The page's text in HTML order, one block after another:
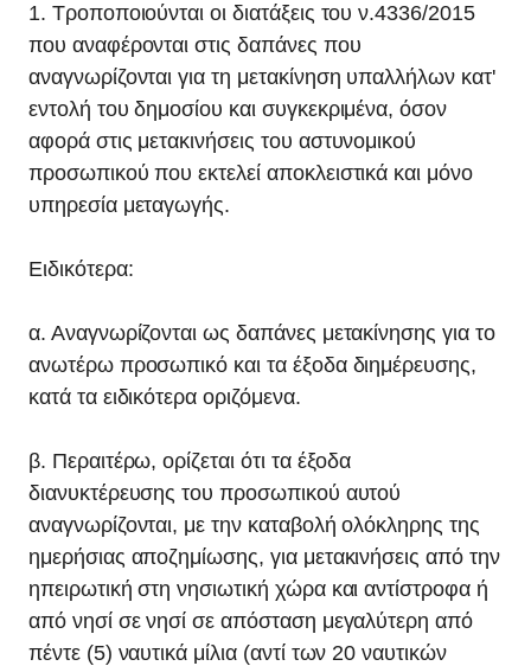
1. Τροποποιούνται οι διατάξεις του ν.4336/2015
που αναφέρονται στις δαπάνες που
αναγνωρίζονται για τη μετακίνηση υπαλλήλων κατ'
εντολή του δημοσίου και συγκεκριμένα, όσον
αφορά στις μετακινήσεις του αστυνομικού
προσωπικού που εκτελεί αποκλειστικά και μόνο
υπηρεσία μεταγωγής.
Ειδικότερα:
α. Αναγνωρίζονται ως δαπάνες μετακίνησης για το
ανωτέρω προσωπικό και τα έξοδα διημέρευσης,
κατά τα ειδικότερα οριζόμενα.
β. Περαιτέρω, ορίζεται ότι τα έξοδα
διανυκτέρευσης του προσωπικού αυτού
αναγνωρίζονται, με την καταβολή ολόκληρης της
ημερήσιας αποζημίωσης, για μετακινήσεις από την
ηπειρωτική στη νησιωτική χώρα και αντίστροφα ή
από νησί σε νησί σε απόσταση μεγαλύτερη από
πέντε (5) ναυτικά μίλια (αντί των 20 ναυτικών